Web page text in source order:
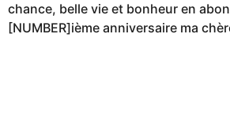
chance, belle vie et bonheur en
[NUMBER]ième anniversaire ma